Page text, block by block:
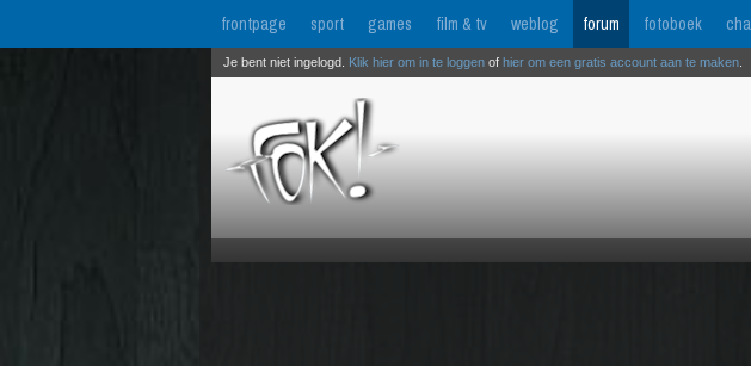
frontpage sport games film & tv weblog forum fotoboek
Je bent niet ingelogd. Klik hier om in te loggen of hier om een gratis account aan te maken